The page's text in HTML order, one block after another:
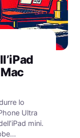
lo
Ultra
mini.